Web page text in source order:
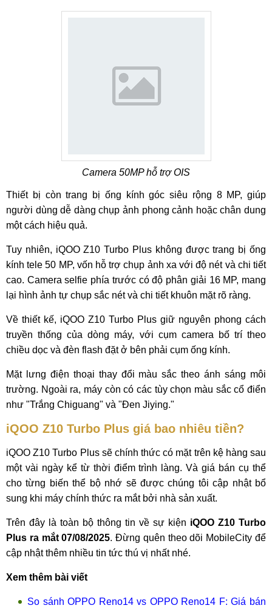
Camera 50MP hỗ trợ OIS
Thiết bị còn trang bị ống kính góc siêu rộng 8 MP, giúp
người dùng dễ dàng chụp ảnh phong cảnh hoặc chân dung
một cách hiệu quả.
Tuy nhiên, iQOO Z10 Turbo Plus không được trang bị ống
kính tele 50 MP, vốn hỗ trợ chụp ảnh xa với độ nét và chi tiết
cao. Camera selfie phía trước có độ phân giải 16 MP, mang
lại hình ảnh tự chụp sắc nét và chi tiết khuôn mặt rõ ràng.
Về thiết kế, iQOO Z10 Turbo Plus giữ nguyên phong cách
truyền thống của dòng máy, với cụm camera bố trí theo
chiều dọc và đèn flash đặt ở bên phải cụm ống kính.
Mặt lưng điện thoại thay đổi màu sắc theo ánh sáng môi
trường. Ngoài ra, máy còn có các tùy chọn màu sắc cổ điển
như "Trắng Chiguang" và "Đen Jiying."
iQOO Z10 Turbo Plus giá bao nhiêu tiền?
iQOO Z10 Turbo Plus sẽ chính thức có mặt trên kệ hàng sau
một vài ngày kể từ thời điểm trình làng. Và giá bán cụ thể
cho từng biến thể bộ nhớ sẽ được chúng tôi cập nhật bổ
sung khi máy chính thức ra mắt bởi nhà sản xuất.
Trên đây là toàn bộ thông tin về sự kiện iQOO Z10 Turbo
Plus ra mắt 07/08/2025. Đừng quên theo dõi MobileCity để
cập nhật thêm nhiều tin tức thú vị nhất nhé.
Xem thêm bài viết
So sánh OPPO Reno14 vs OPPO Reno14 F: Giá bán